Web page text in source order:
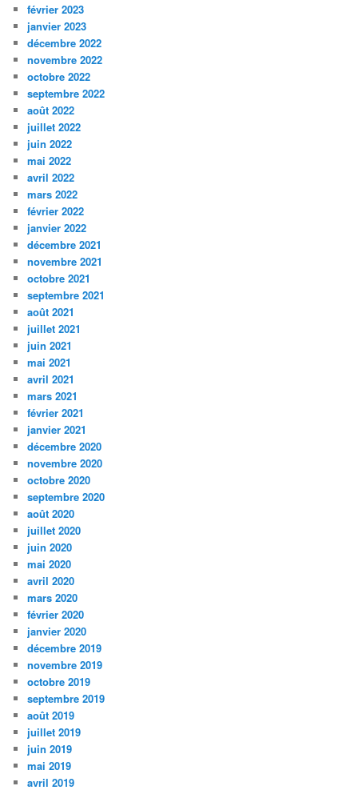
février 2023
janvier 2023
décembre 2022
novembre 2022
octobre 2022
septembre 2022
août 2022
juillet 2022
juin 2022
mai 2022
avril 2022
mars 2022
février 2022
janvier 2022
décembre 2021
novembre 2021
octobre 2021
septembre 2021
août 2021
juillet 2021
juin 2021
mai 2021
avril 2021
mars 2021
février 2021
janvier 2021
décembre 2020
novembre 2020
octobre 2020
septembre 2020
août 2020
juillet 2020
juin 2020
mai 2020
avril 2020
mars 2020
février 2020
janvier 2020
décembre 2019
novembre 2019
octobre 2019
septembre 2019
août 2019
juillet 2019
juin 2019
mai 2019
avril 2019